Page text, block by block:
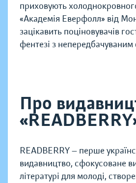
приховують
«Академія Еверфолл» від
зацікавить поціновувачів
фентезі з
Про
READBERRY — перше
видавництво, сфокусоване
літературі для молоді,